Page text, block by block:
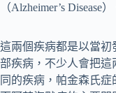
（Alzheimer’s Disease）
這兩個疾病都是以當初
部疾病，不少人會把這
同的疾病，帕金森氏症